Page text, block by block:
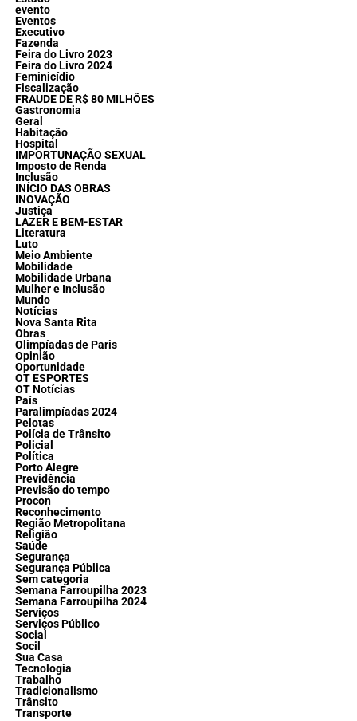
evento
Eventos
Executivo
Fazenda
Feira do Livro 2023
Feira do Livro 2024
Feminicídio
Fiscalização
FRAUDE DE R$ 80 MILHÕES
Gastronomia
Geral
Habitação
Hospital
IMPORTUNAÇÃO SEXUAL
Imposto de Renda
Inclusão
INÍCIO DAS OBRAS
INOVAÇÃO
Justiça
LAZER E BEM-ESTAR
Literatura
Luto
Meio Ambiente
Mobilidade
Mobilidade Urbana
Mulher e Inclusão
Mundo
Notícias
Nova Santa Rita
Obras
Olimpíadas de Paris
Opinião
Oportunidade
OT ESPORTES
OT Notícias
País
Paralimpíadas 2024
Pelotas
Polícia de Trânsito
Policial
Política
Porto Alegre
Previdência
Previsão do tempo
Procon
Reconhecimento
Região Metropolitana
Religião
Saúde
Segurança
Segurança Pública
Sem categoria
Semana Farroupilha 2023
Semana Farroupilha 2024
Serviços
Serviços Público
Social
Socil
Sua Casa
Tecnologia
Trabalho
Tradicionalismo
Trânsito
Transporte